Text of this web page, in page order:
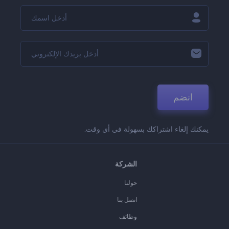
انضم
يمكنك إلغاء اشتراكك بسهولة في أي وقت.
الشركة
حولنا
اتصل بنا
وظائف